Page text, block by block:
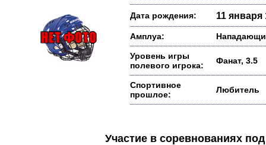
Дата рождения: 11 января
Амплуа:
Уровень игры
полевого игрока:
Фанат, 3.5
Спортивное
прошлое:
Любитель
Участие в соревнованиях